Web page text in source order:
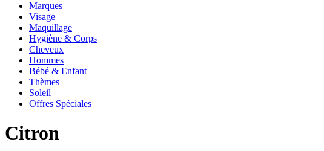
Marques
Visage
Maquillage
Hygiène & Corps
Cheveux
Hommes
Bébé & Enfant
Thèmes
Soleil
Offres Spéciales
Citron